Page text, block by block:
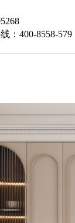
：400-8558-579